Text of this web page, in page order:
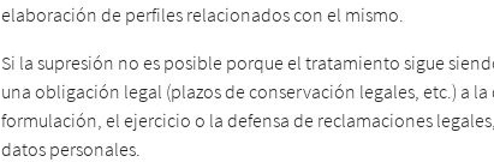
elaboración de perfiles relacionados con el mismo.
Si la supresión no es posible porque el tratamiento sigue
una obligación legal (plazos de conservación legales, etc.) a
formulación, el ejercicio o la defensa de reclamaciones
datos personales.